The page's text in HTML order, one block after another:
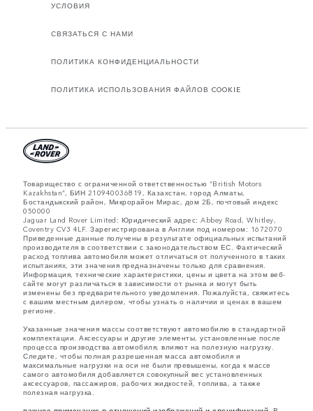
УСЛОВИЯ
СВЯЗАТЬСЯ С НАМИ
ПОЛИТИКА КОНФИДЕНЦИАЛЬНОСТИ
ПОЛИТИКА ИСПОЛЬЗОВАНИЯ ФАЙЛОВ COOKIE
Товарищество с ограниченной ответственностью “British Motors
Kazakhstan”, БИН 210940036819, Казахстан, город Алматы,
Бостандыкский район, Микрорайон Мирас, дом 2Б, почтовый индекс
050000
Jaguar Land Rover Limited: Юридический адрес: Abbey Road, Whitley,
Coventry CV3 4LF. Зарегистрирована в Англии под номером: 1672070
Приведенные данные получены в результате официальных испытаний
производителя в соответствии с законодательством ЕС. Фактический
расход топлива автомобиля может отличаться от полученного в таких
испытаниях, эти значения предназначены только для сравнения.
Информация, технические характеристики, цены и цвета на этом веб-
сайте могут различаться в зависимости от рынка и могут быть
изменены без предварительного уведомления. Пожалуйста, свяжитесь
с вашим местным дилером, чтобы узнать о наличии и ценах в вашем
регионе.
Указанные значения массы соответствуют автомобилю в стандартной
комплектации. Аксессуары и другие элементы, установленные после
процесса производства автомобиля, влияют на полезную нагрузку.
Следите, чтобы полная разрешенная масса автомобиля и
максимальные нагрузки на оси не были превышены, когда к массе
самого автомобиля добавляется совокупный вес установленных
аксессуаров, пассажиров, рабочих жидкостей, топлива, а также
полезная нагрузка.